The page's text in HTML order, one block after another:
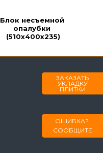
Блок несъемной
опалубки
(510х400х235)
ЗАКАЗАТЬ
УКЛАДКУ
ПЛИТКИ
ОШИБКА?
СООБЩИТЕ